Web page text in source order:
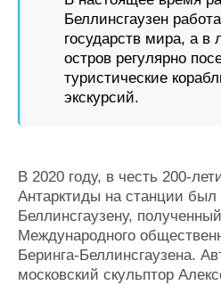
Беллинсгаузен
государств мира, а в
остров регулярно
туристические
экскурсий.
В 2020 году, в честь 200-
Антарктиды на станции
Беллинсгаузену,
Международного
Беринга-Беллинсгаузена.
московский скульптор